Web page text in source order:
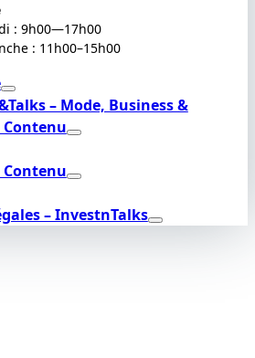
: 9h00—17h00
: 11h00–15h00
– Mode, Business &
Contenu
Contenu
– InvestnTalks